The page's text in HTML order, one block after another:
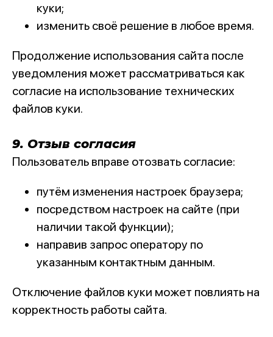
куки;
изменить своё решение в любое время.
Продолжение использования сайта после
уведомления может рассматриваться как
согласие на использование технических
файлов куки.
9. Отзыв согласия
Пользователь вправе отозвать согласие:
путём изменения настроек браузера;
посредством настроек на сайте (при
наличии такой функции);
направив запрос оператору по
указанным контактным данным.
Отключение файлов куки может повлиять на
корректность работы сайта.